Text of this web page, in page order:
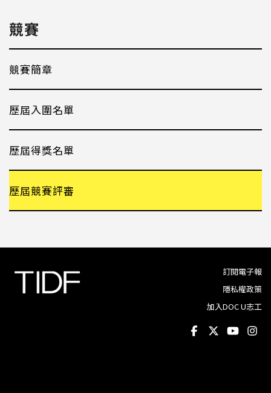
競賽
競賽簡章
歷屆入圍名單
歷屆得獎名單
歷屆競賽評審
訂閱電子報
隱私權政策
加入DOC U志工